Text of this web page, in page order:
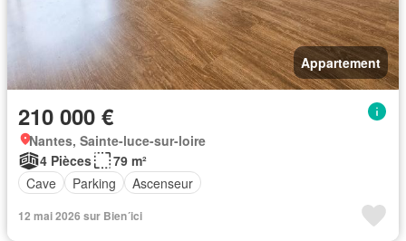
Appartement
210 000 €
Nantes, Sainte-luce-sur-loire
4 Pièces
79 m²
Cave
Parking Ascenseur
12 mai 2026 sur Bien´ici